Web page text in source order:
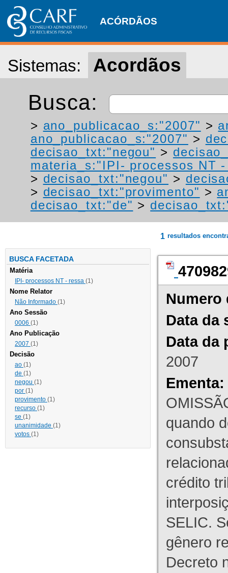
ACÓRDÃOS
Sistemas: Acordãos
Busca:
> ano_publicacao_s:"2007" >
ano_publicacao_s:"2007" >
decisao_txt:"negou" >
materia_s:"IPI- processos NT
> decisao_txt:"negou" >
> decisao_txt:"provimento" >
decisao_txt:"de" >
BUSCA FACETADA
Matéria
IPI- processos NT - ressa (1)
Nome Relator
Não Informado (1)
Ano Sessão
0006 (1)
Ano Publicação
2007 (1)
Decisão
ao (1)
de (1)
negou (1)
por (1)
provimento (1)
recurso (1)
se (1)
unanimidade (1)
votos (1)
1 resultados
Numero
Data da
Data da
2007
Ementa:
quando
crédito
SELIC.
gênero
Decreto